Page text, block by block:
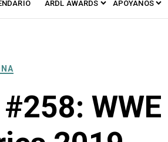
ARDL AWARDS APÓYANOS
WWE